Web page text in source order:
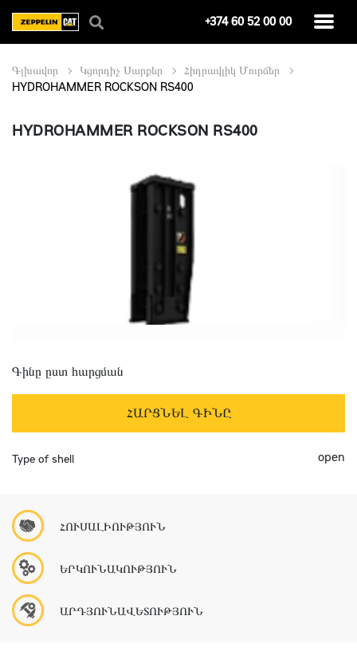
+374 60 52 00 00
Գլխավոր Կցորդիչ Սարքեր
Հիդրավլիկ Մուրճեր
HYDROHAMMER ROCKSON RS400
HYDROHAMMER ROCKSON RS400
Գինը ըստ հարցման
ՀԱՐՑՆԵԼ ԳԻՆԸ
Type of shell open
ՀՈՒՍԱԼԻՈՒԹՅՈՒՆ
ԵՐԿՈՒՆԱԿՈՒԹՅՈՒՆ
ԱՐԴՅՈՒՆԱՎԵՏՈՒԹՅՈՒՆ